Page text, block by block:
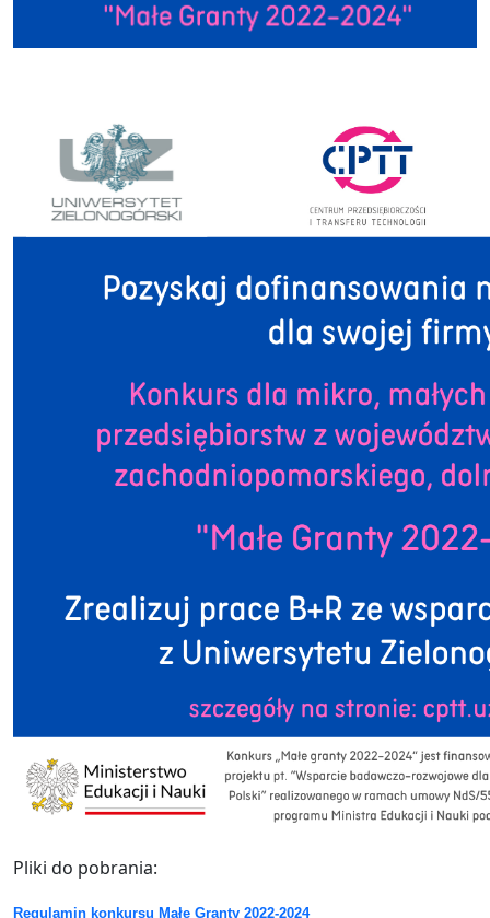
Pliki do pobrania:
Regulamin konkursu Małe Granty 2022-2024